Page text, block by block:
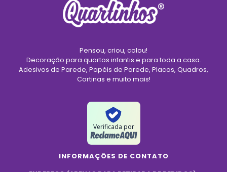
Pensou, criou, colou!
Decoração para quartos infantis e para toda a casa.
Adesivos de Parede, Papéis de Parede, Placas, Quadros,
Cortinas e muito mais!
Verificada por
INFORMAÇÕES DE CONTATO